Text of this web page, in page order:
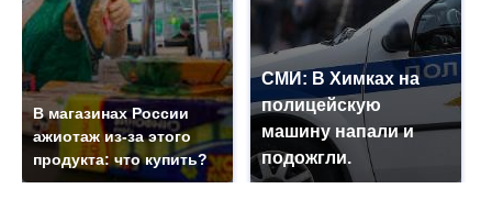
В магазинах России
ажиотаж из-за этого
продукта: что купить?
СМИ: В Химках на
полицейскую
машину напали и
подожгли.